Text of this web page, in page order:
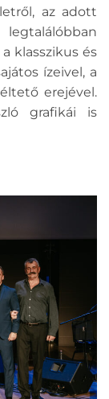
az adott
klasszikus és
ízeivel, a
erejével.
grafikái is